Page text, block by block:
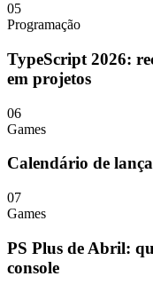
05
Programação
TypeScript 2026:
em projetos
06
Games
Calendário de
07
Games
PS Plus de Abril:
console